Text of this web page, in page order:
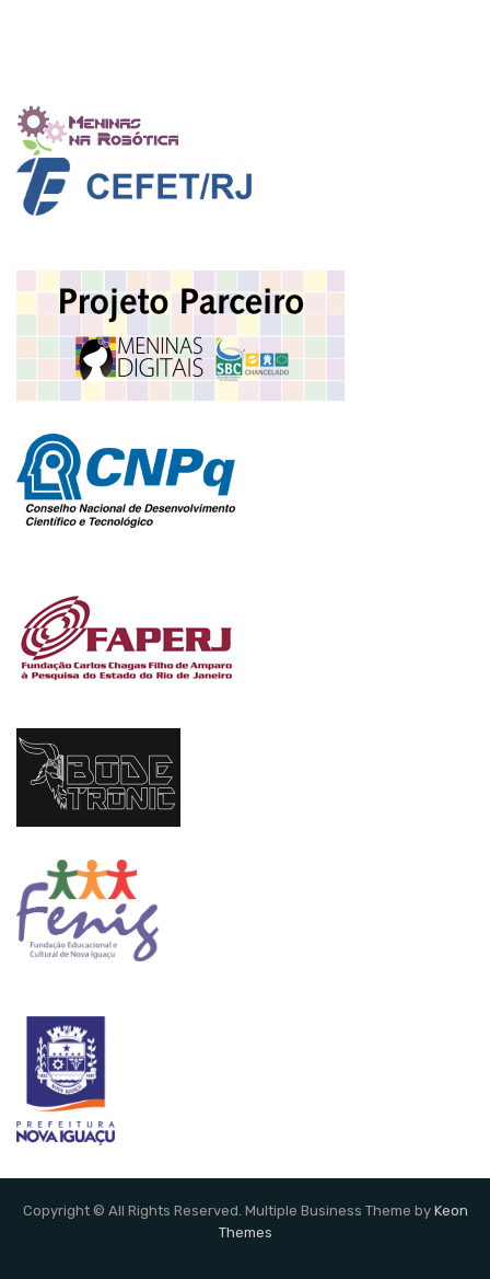
Copyright © All Rights Reserved. Multiple Business Theme by Keon
Themes